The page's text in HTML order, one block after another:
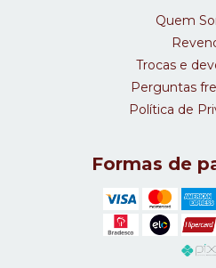
Quem
Trocas e
Perguntas
Política de
Formas de